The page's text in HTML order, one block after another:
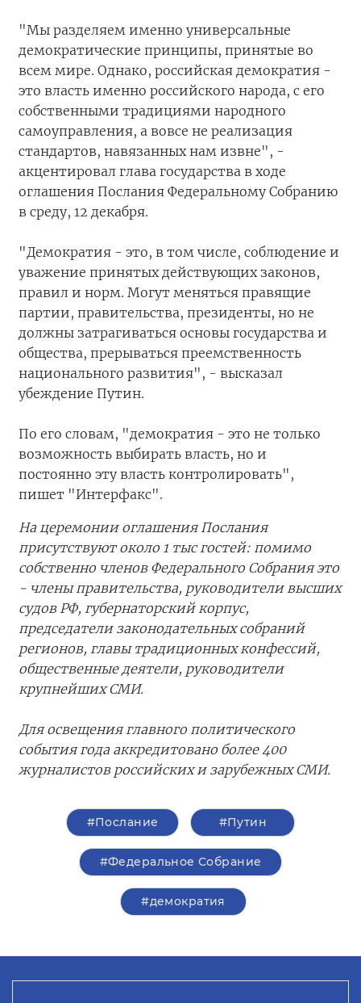
"Мы разделяем именно универсальные
демократические принципы, принятые во
всем мире. Однако, российская демократия -
это власть именно российского народа, с его
собственными традициями народного
самоуправления, а вовсе не реализация
стандартов, навязанных нам извне", -
акцентировал глава государства в ходе
оглашения Послания Федеральному Собранию
в среду, 12 декабря.
"Демократия - это, в том числе, соблюдение и
уважение принятых действующих законов,
правил и норм. Могут меняться правящие
партии, правительства, президенты, но не
должны затрагиваться основы государства и
общества, прерываться преемственность
национального развития", - высказал
убеждение Путин.
По его словам, "демократия - это не только
возможность выбирать власть, но и
постоянно эту власть контролировать",
пишет "Интерфакс".
На церемонии оглашения Послания
присутствуют около 1 тыс гостей: помимо
собственно членов Федерального Собрания это
- члены правительства, руководители высших
судов РФ, губернаторский корпус,
председатели законодательных собраний
регионов, главы традиционных конфессий,
общественные деятели, руководители
крупнейших СМИ.
Для освещения главного политического
события года аккредитовано более 400
журналистов российских и зарубежных СМИ.
#Послание #Путин
#Федеральное Собрание
#демократия